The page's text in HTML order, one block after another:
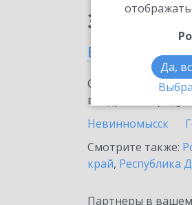
Да,
Заказать
в
Ознакомьтесь с
внедрение
Невинномысск
Смотрите также:
край, Республика
Партнеры в вашем